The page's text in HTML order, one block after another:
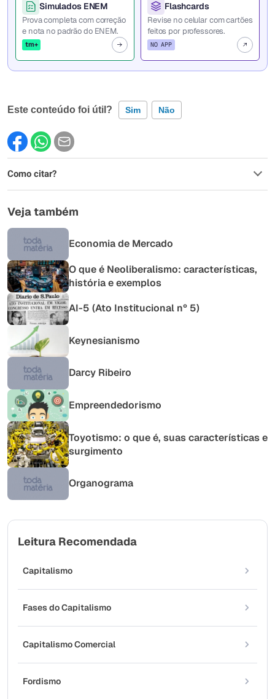
Simulados ENEM
Prova completa com correção
e nota no padrão do ENEM.
tm+
Flashcards
Revise no celular com cartões
feitos por professores.
NO APP
Este conteúdo foi útil? Sim Não
Este conteúdo contém informação incorreta
Este conteúdo não tem a informação que procuro
Como citar?
Veja também
Economia de Mercado
O que é Neoliberalismo: características,
história e exemplos
AI-5 (Ato Institucional nº 5)
Keynesianismo
Darcy Ribeiro
Empreendedorismo
Toyotismo: o que é, suas características e
surgimento
Organograma
Leitura Recomendada
Capitalismo
Fases do Capitalismo
Capitalismo Comercial
Fordismo